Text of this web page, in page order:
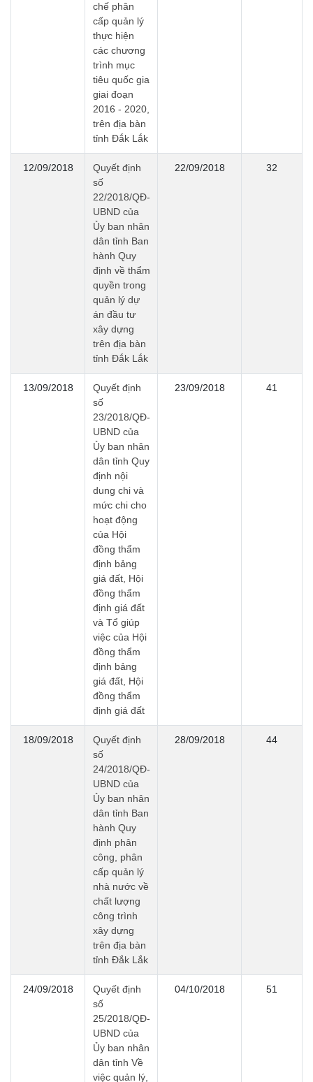
chế phân
cấp quản lý
thực hiện
các chương
trình mục
tiêu quốc gia
giai đoạn
2016 - 2020,
trên địa bàn
tỉnh Đắk Lắk
12/09/2018
Quyết định
số
22/2018/QĐ-
UBND của
Ủy ban nhân
dân tỉnh Ban
hành Quy
định về thẩm
quyền trong
quản lý dự
án đầu tư
xây dựng
trên địa bàn
tỉnh Đắk Lắk
22/09/2018 32
13/09/2018
Quyết định
số
23/2018/QĐ-
UBND của
Ủy ban nhân
dân tỉnh Quy
định nội
dung chi và
mức chi cho
hoạt động
của Hội
đồng thẩm
định bảng
giá đất, Hội
đồng thẩm
định giá đất
và Tổ giúp
việc của Hội
đồng thẩm
định bảng
giá đất, Hội
đồng thẩm
định giá đất
23/09/2018 41
18/09/2018
Quyết định
số
24/2018/QĐ-
UBND của
Ủy ban nhân
dân tỉnh Ban
hành Quy
định phân
công, phân
cấp quản lý
nhà nước về
chất lượng
công trình
xây dựng
trên địa bàn
tỉnh Đắk Lắk
28/09/2018 44
24/09/2018
Quyết định
số
25/2018/QĐ-
UBND của
Ủy ban nhân
dân tỉnh Về
việc quản lý,
04/10/2018 51